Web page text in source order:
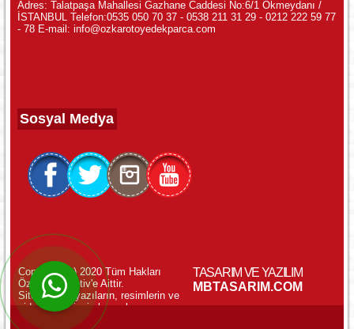
WhatsApp ile Online Destek!
Adres: Talatpaşa Mahallesi Gazhane Caddesi No:6/1 Okmeydanı /
İSTANBUL Telefon:0535 050 70 37 - 0538 211 31 29 - 0212 222 59 77
- 78 E-mail: info@ozkarotoyedekparca.com
Sosyal Medya
Copyright (c) 2020 Tüm Hakları
Özkar Otomotiv'e Aittir.
Sitemizdeki yazıların, resimlerin ve
videoların izinsiz kopyalanması
yasaktır.
TASARIM VE YAZILIM
MBTASARIM.COM